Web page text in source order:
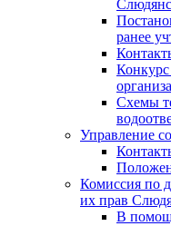
ранее
Схемы
Управление
Комиссия по
их прав
В